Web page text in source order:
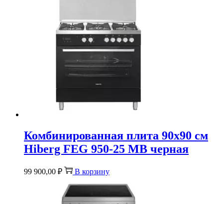
Комбинированная плита 90х90 см
Hiberg FEG 950-25 MB черная
99 900,00 ₽ В корзину